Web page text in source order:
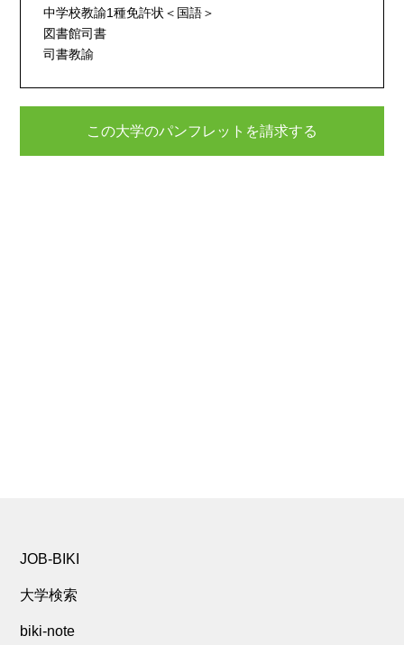
中学校教諭1種免許状＜国語＞
図書館司書
司書教諭
この大学のパンフレットを請求する
JOB-BIKI
大学検索
biki-note